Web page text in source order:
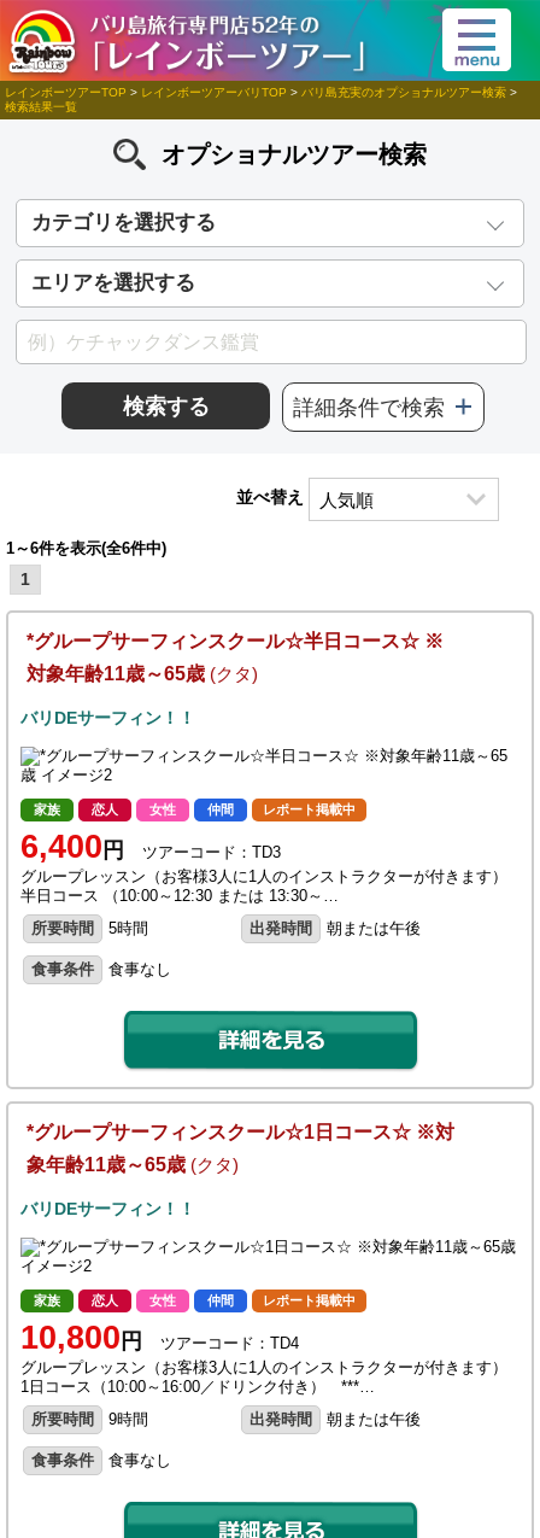
レインボーツアーTOP > レインボーツアーバリTOP > バリ島充実のオプショナルツアー検索 >
検索結果一覧
オプショナルツアー検索
カテゴリを選択する
エリアを選択する
検索する 詳細条件で検索
並べ替え
1～6件を表示(全6件中)
1
*グループサーフィンスクール☆半日コース☆ ※
対象年齢11歳～65歳 (クタ)
バリDEサーフィン！！
家族 恋人 女性 仲間 レポート掲載中
6,400 円
ツアーコード：TD3
グループレッスン（お客様3人に1人のインストラクターが付きます）
半日コース （10:00～12:30 または 13:30～…
所要時間
5時間 出発時間 朝または午後
食事条件 食事なし
*グループサーフィンスクール☆1日コース☆ ※対
象年齢11歳～65歳 (クタ)
バリDEサーフィン！！
家族 恋人 女性 仲間 レポート掲載中
10,800 円
ツアーコード：TD4
グループレッスン（お客様3人に1人のインストラクターが付きます）
1日コース（10:00～16:00／ドリンク付き） ***…
所要時間
9時間 出発時間 朝または午後
食事条件 食事なし